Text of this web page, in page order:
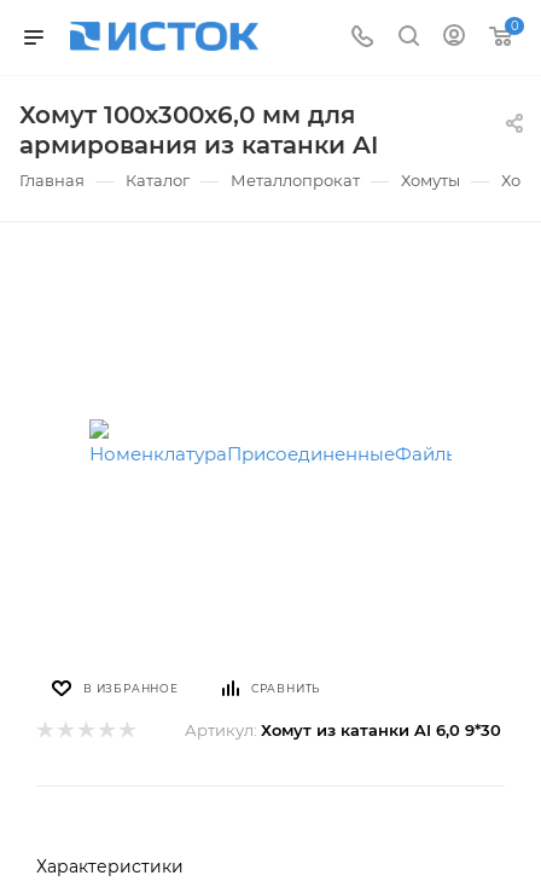
0
Хомут 100х300х6,0 мм для
армирования из катанки AI
Главная — Каталог — Металлопрокат — Хомуты —
В ИЗБРАННОЕ СРАВНИТЬ
Артикул: Хомут из катанки AI 6,0 9*30
Характеристики